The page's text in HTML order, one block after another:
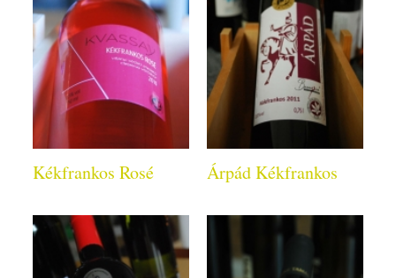
Kékfrankos Rosé Árpád Kékfrankos